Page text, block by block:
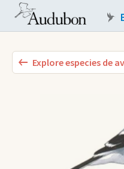
Explore especies de